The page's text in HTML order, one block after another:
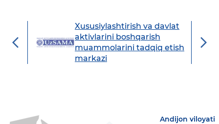
Xususiylashtirish va davlat
aktivlarini boshqarish
muammolarini tadqiq etish
markazi
Andijon viloyati